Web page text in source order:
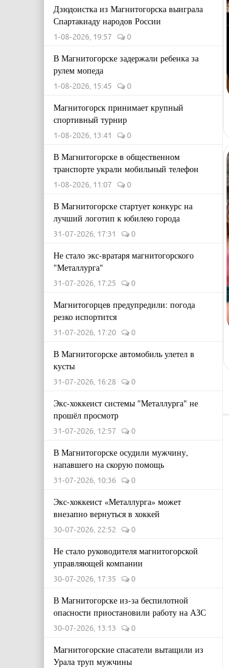
Дзюдоистка из Магнитогорска выиграла
Спартакиаду народов России
1-08-2026, 19:57 0
В Магнитогорске задержали ребенка за
рулем мопеда
1-08-2026, 15:45 0
Магнитогорск принимает крупный
спортивный турнир
1-08-2026, 13:41 0
В Магнитогорске в общественном
транспорте украли мобильный телефон
1-08-2026, 11:07 0
В Магнитогорске стартует конкурс на
лучший логотип к юбилею города
31-07-2026, 17:31 0
Не стало экс-вратаря магнитогорского
"Металлурга"
31-07-2026, 17:25 0
Магнитогорцев предупредили: погода
резко испортится
31-07-2026, 17:20 0
В Магнитогорске автомобиль улетел в
кусты
31-07-2026, 16:28 0
Экс-хоккеист системы "Металлурга" не
прошёл просмотр
31-07-2026, 12:57 0
В Магнитогорске осудили мужчину,
напавшего на скорую помощь
31-07-2026, 10:36 0
Экс-хоккеист «Металлурга» может
внезапно вернуться в хоккей
30-07-2026, 22:52 0
Не стало руководителя магнитогорской
управляющей компании
30-07-2026, 17:35 0
В Магнитогорске из-за беспилотной
опасности приостановили работу на АЗС
30-07-2026, 13:13 0
Магнитогорские спасатели вытащили из
Урала труп мужчины